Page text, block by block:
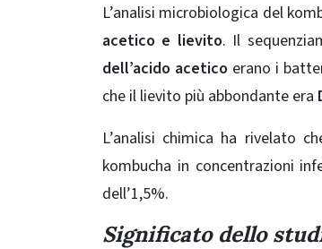
L’analisi microbiologica del
acetico e lievito. Il
dell’acido acetico erano i
che il lievito più abbondante era
L’analisi chimica ha rivelato
kombucha in concentrazioni
dell’1,5%.
Significato dello